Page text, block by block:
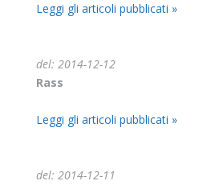
Leggi gli articoli pubblicati »
del: 2014-12-12
Rass
Leggi gli articoli pubblicati »
del: 2014-12-11